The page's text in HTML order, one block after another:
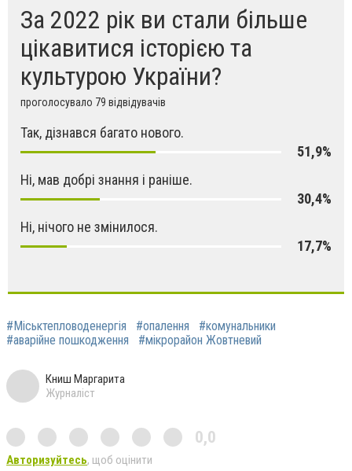
За 2022 рік ви стали більше
цікавитися історією та
культурою України?
проголосувало 79 відвідувачів
Так, дізнався багато нового.
51,9%
Ні, мав добрі знання і раніше.
30,4%
Ні, нічого не змінилося.
17,7%
#Міськтепловоденергія #опалення
#комунальники
#аварійне пошкодження
#мікрорайон Жовтневий
Книш Маргарита
Журналіст
0,0
Авторизуйтесь, щоб оцінити